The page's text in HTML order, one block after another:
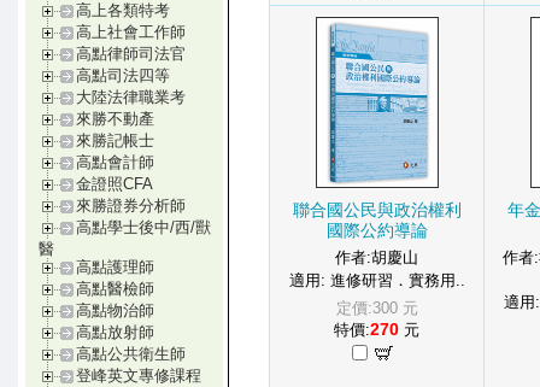
高上各類特考
高上社會工作師
高點律師司法官
高點司法四等
大陸法律職業考
來勝不動產
來勝記帳士
高點會計師
金證照CFA
來勝證券分析師
高點學士後中/西/獸
醫
高點護理師
高點醫檢師
高點物治師
高點放射師
高點公共衛生師
登峰英文專修課程
聯合國公民與政治權利
國際公約導論
作者:胡慶山
適用: 進修研習．實務用..
定價:300 元
特價:270 元
年
作者
適用